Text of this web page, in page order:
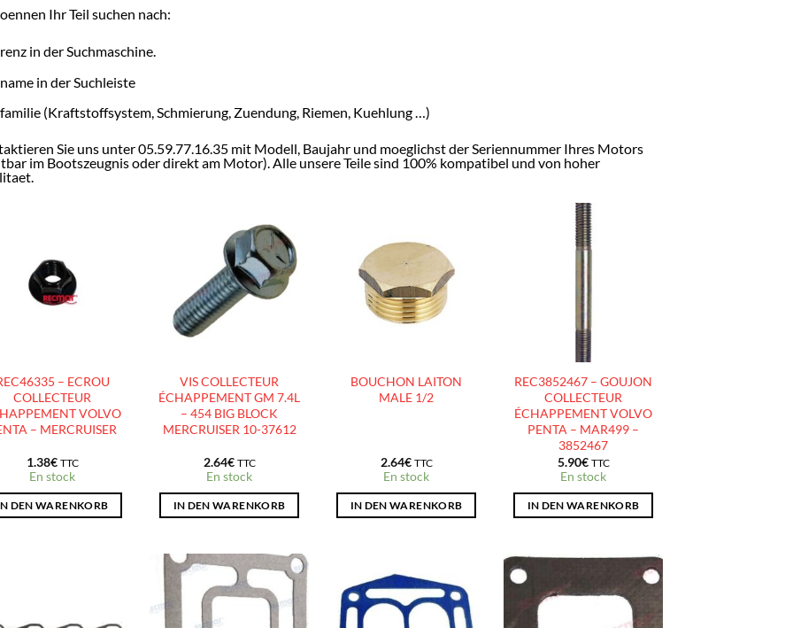
Ihr Teil suchen nach:
in der Suchmaschine.
in der Suchleiste
(Kraftstoffsystem, Schmierung, Zuendung, Riemen, Kuehlung …)
Sie uns unter 05.59.77.16.35 mit Modell, Baujahr und moeglichst der Seriennummer Ihres Motors
im Bootszeugnis oder direkt am Motor). Alle unsere Teile sind 100% kompatibel und von hoher
À LA
LISTE
D’ENVIES
– ECROU
COLLECTEUR
VOLVO
– MERCRUISER
1.38€ TTC
En stock
DEN WARENKORB
AJOUTER
À LA
LISTE
D’ENVIES
VIS COLLECTEUR
ÉCHAPPEMENT GM 7.4L
– 454 BIG BLOCK
MERCRUISER 10-37612
2.64€ TTC
En stock
IN DEN WARENKORB
AJOUTER
À LA
LISTE
D’ENVIES
BOUCHON LAITON
MALE 1/2
2.64€ TTC
En stock
IN DEN WARENKORB
REC3852467 – GOUJON
COLLECTEUR
ÉCHAPPEMENT VOLVO
PENTA – MAR499 –
3852467
5.90€ TTC
En stock
IN DEN WARENKORB
AJOUTER
À LA
AJOUTER
À LA
AJOUTER